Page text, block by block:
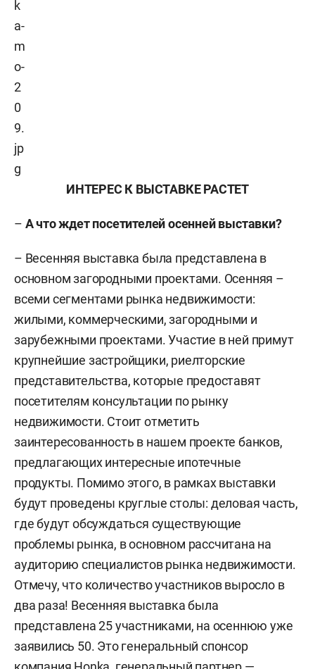
ИНТЕРЕС К ВЫСТАВКЕ РАСТЕТ
– А что ждет посетителей осенней выставки?
– Весенняя выставка была представлена в
основном загородными проектами. Осенняя –
всеми сегментами рынка недвижимости:
жилыми, коммерческими, загородными и
зарубежными проектами. Участие в ней примут
крупнейшие застройщики, риелторские
представительства, которые предоставят
посетителям консультации по рынку
недвижимости. Стоит отметить
заинтересованность в нашем проекте банков,
предлагающих интересные ипотечные
продукты. Помимо этого, в рамках выставки
будут проведены круглые столы: деловая часть,
где будут обсуждаться существующие
проблемы рынка, в основном рассчитана на
аудиторию специалистов рынка недвижимости.
Отмечу, что количество участников выросло в
два раза! Весенняя выставка была
представлена 25 участниками, на осеннюю уже
заявились 50. Это генеральный спонсор